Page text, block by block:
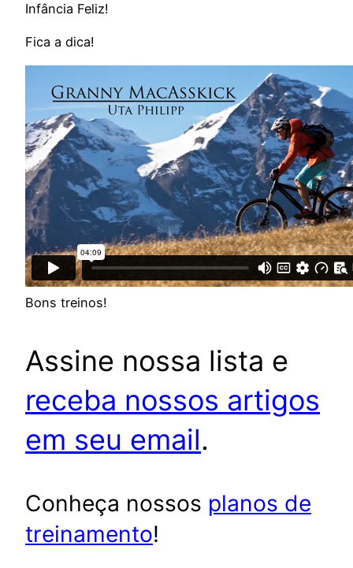
Infância Feliz!
Fica a dica!
Bons treinos!
Assine nossa lista e
receba nossos artigos
em seu email.
Conheça nossos planos de
treinamento!